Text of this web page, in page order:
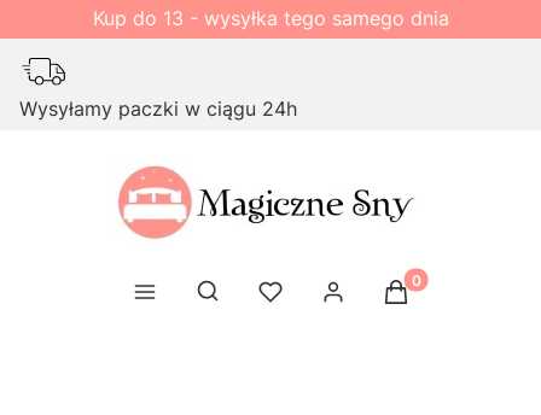
Kup do 13 - wysyłka tego samego dnia
Wysyłamy paczki w ciągu 24h
Otwórz wyszukiwarkę Produkty w